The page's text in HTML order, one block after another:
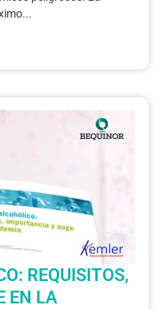
REQUISITOS,
EN LA